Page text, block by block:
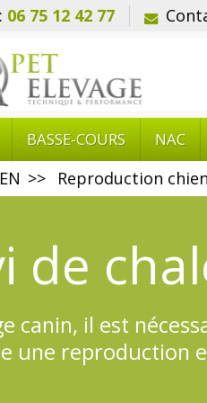
06 75 12 42 77
BASSE-COURS NAC
Reproduction chien
de
canin, il est
une reproduction
de chaleur de la